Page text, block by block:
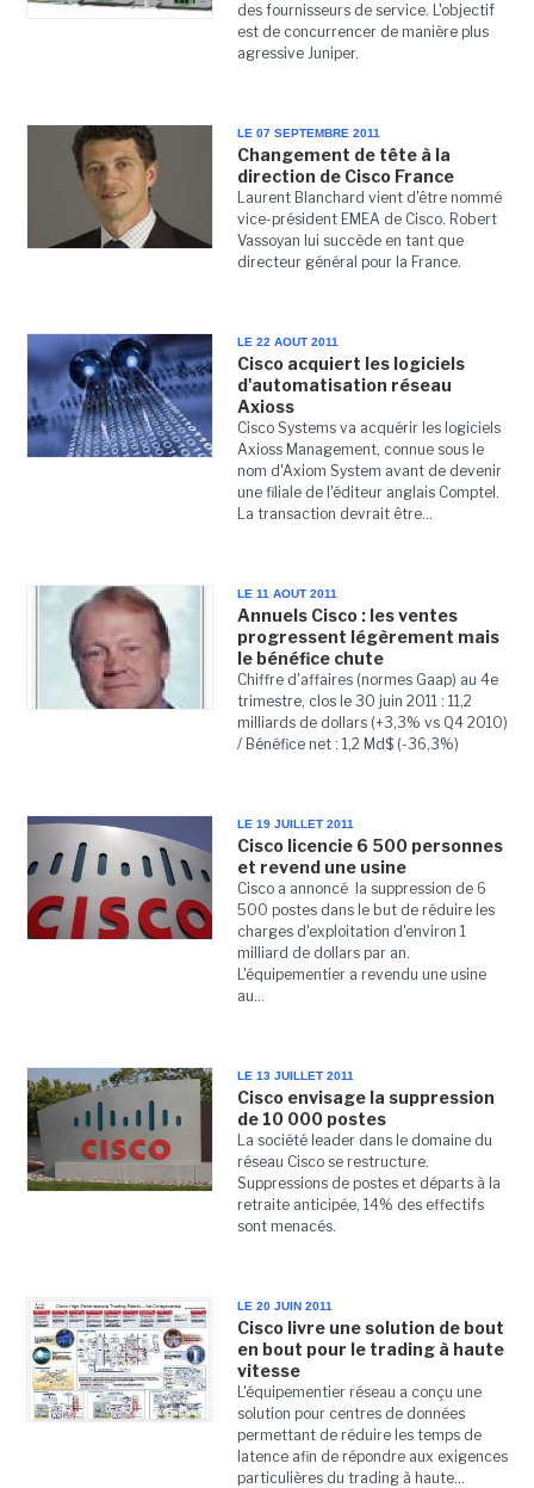
des fournisseurs de service. L'objectif
est de concurrencer de manière plus
agressive Juniper.
LE 07 SEPTEMBRE 2011
Changement de tête à la
direction de Cisco France
Laurent Blanchard vient d'être nommé
vice-président EMEA de Cisco. Robert
Vassoyan lui succède en tant que
directeur général pour la France.
LE 22 AOUT 2011
Cisco acquiert les logiciels
d'automatisation réseau
Axioss
Cisco Systems va acquérir les logiciels
Axioss Management, connue sous le
nom d'Axiom System avant de devenir
une filiale de l'éditeur anglais Comptel.
La transaction devrait être...
LE 11 AOUT 2011
Annuels Cisco : les ventes
progressent légèrement mais
le bénéfice chute
Chiffre d'affaires (normes Gaap) au 4e
trimestre, clos le 30 juin 2011 : 11,2
milliards de dollars (+3,3% vs Q4 2010)
/ Bénéfice net : 1,2 Md$ (-36,3%)
LE 19 JUILLET 2011
Cisco licencie 6 500 personnes
et revend une usine
Cisco a annoncé la suppression de 6
500 postes dans le but de réduire les
charges d'exploitation d'environ 1
milliard de dollars par an.
L'équipementier a revendu une usine
au...
LE 13 JUILLET 2011
Cisco envisage la suppression
de 10 000 postes
La société leader dans le domaine du
réseau Cisco se restructure.
Suppressions de postes et départs à la
retraite anticipée, 14% des effectifs
sont menacés.
LE 20 JUIN 2011
Cisco livre une solution de bout
en bout pour le trading à haute
vitesse
L'équipementier réseau a conçu une
solution pour centres de données
permettant de réduire les temps de
latence afin de répondre aux exigences
particulières du trading à haute...